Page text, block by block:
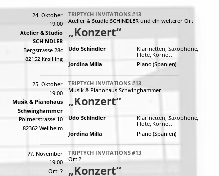
24. Oktober
19:00
Atelier & Studio
SCHINDLER
Bergstrasse 28c
82152 Krailling
TRIPTYCH INVITATIONS #13
Atelier & Studio SCHINDLERund ein weiterer Ort
„Konzert“
Udo Schindler
Klarinetten, Saxophone,
Flöte, Kornett
Jordina Milla
Piano (Spanien)
25. Oktober
19:00
Musik & Pianohaus
Schwinghammer
Pöltnerstrasse 10
82362 Weilheim
TRIPTYCH INVITATIONS #13
Musik & Pianohaus Schwinghammer
„Konzert“
Udo Schindler
Klarinetten, Saxophone,
Flöte, Kornett
Jordina Milla
Piano (Spanien)
??. November
19:00
Ort: ?
TRIPTYCH INVITATIONS #13
Ort:?
„Konzert“